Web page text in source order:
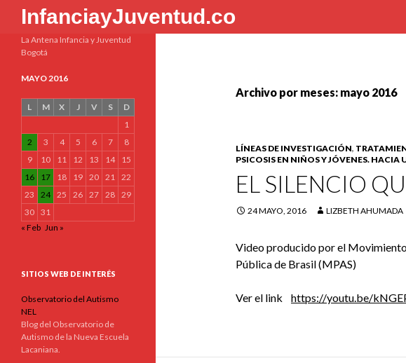
InfanciayJuventud.co
Buscar
Archivo por meses: mayo 2016
LÍNEAS DE INVESTIGACIÓN,
PSICOSIS EN NIÑOS Y JÓVENES.
EL SILENCIO
24 MAYO, 2016 LIZBETH AHUMADA
Video producido por el
Pública de Brasil (MPAS)
Ver el link https://youtu.be/
La Antena Infancia y Juventud
Bogotá
MAYO 2016
L M X J V S
D
1
2
3 4 5 6 7
8
9
10 11 12 13 14
15
16
17 18 19 20 21 22
23
24 25 26 27 28 29
30 31
« Feb Jun »
SITIOS WEB DE INTERÉS
Observatorio del Autismo
NEL
Blog del Observatorio de
Autismo de la Nueva Escuela
Lacaniana.